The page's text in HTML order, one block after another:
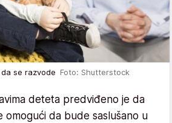
se razvode Foto: Shutterstock
deteta predviđeno je da
da bude saslušano u